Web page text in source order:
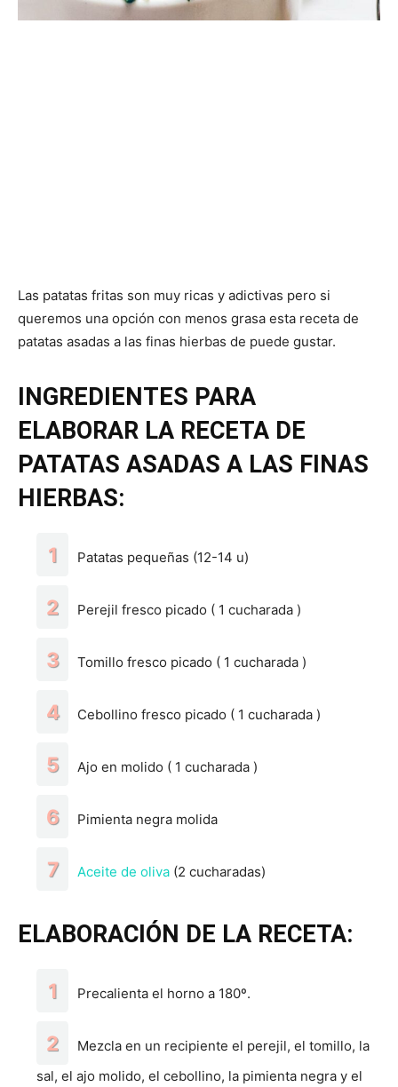
Las patatas fritas son muy ricas y adictivas pero si
queremos una opción con menos grasa esta receta de
patatas asadas a las finas hierbas de puede gustar.
INGREDIENTES PARA
ELABORAR LA RECETA DE
PATATAS ASADAS A LAS FINAS
HIERBAS:
Patatas pequeñas (12-14 u)
Perejil fresco picado ( 1 cucharada )
Tomillo fresco picado ( 1 cucharada )
Cebollino fresco picado ( 1 cucharada )
Ajo en molido ( 1 cucharada )
Pimienta negra molida
Aceite de oliva (2 cucharadas)
ELABORACIÓN DE LA RECETA:
Precalienta el horno a 180º.
Mezcla en un recipiente el perejil, el tomillo, la
sal, el ajo molido, el cebollino, la pimienta negra y el